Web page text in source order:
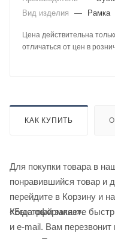
Вид изделия
— Рамка
Цена действительна
отличаться от цен в
КАК КУПИТЬ
Для покупки товара в
понравившийся товар и
перейдите в Корзину и
«Быстрый заказ».
Когда оформляете
и e-mail. Вам